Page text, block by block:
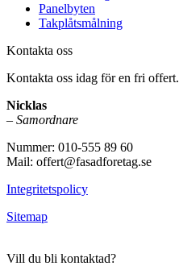
Panelbyten
Takplåtsmålning
Kontakta oss
Kontakta oss idag för en fri offert.
Nicklas
– Samordnare
Nummer: 010-555 89 60
Mail: offert@fasadforetag.se
Integritetspolicy
Sitemap
Vill du bli kontaktad?